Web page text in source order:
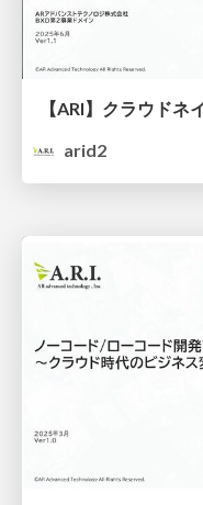
【ARI】クラウド
arid2